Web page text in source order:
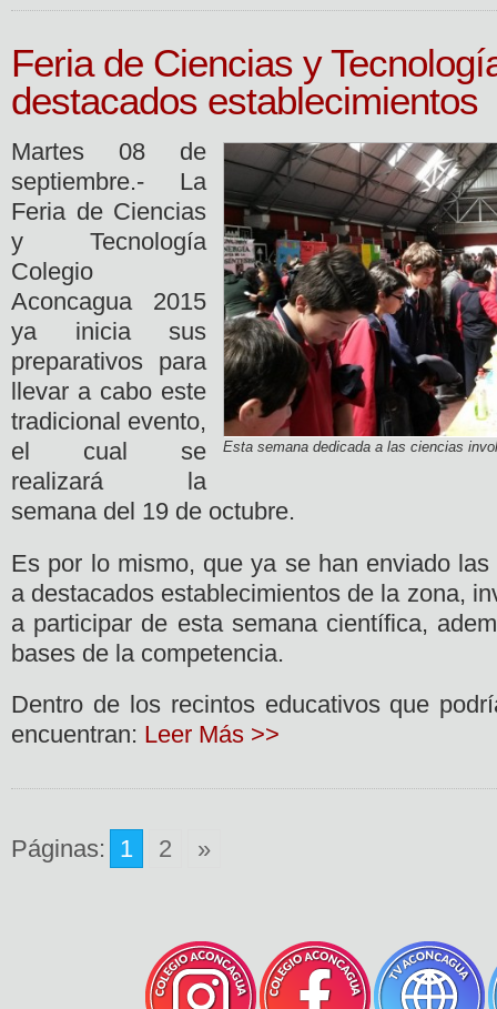
Feria de Ciencias y
destacados establecimientos
Esta semana dedicada a las ciencias
Martes 08 de
septiembre.- La
Feria de Ciencias
y Tecnología
Colegio
Aconcagua 2015
ya inicia sus
preparativos para
llevar a cabo este
tradicional evento,
el cual se
realizará la
semana del 19 de octubre.
Es por lo mismo, que ya se han enviado
a destacados establecimientos de la zona,
a participar de esta semana científica,
bases de la competencia.
Dentro de los recintos educativos que
encuentran: Leer Más >>
Páginas: 1 2 »